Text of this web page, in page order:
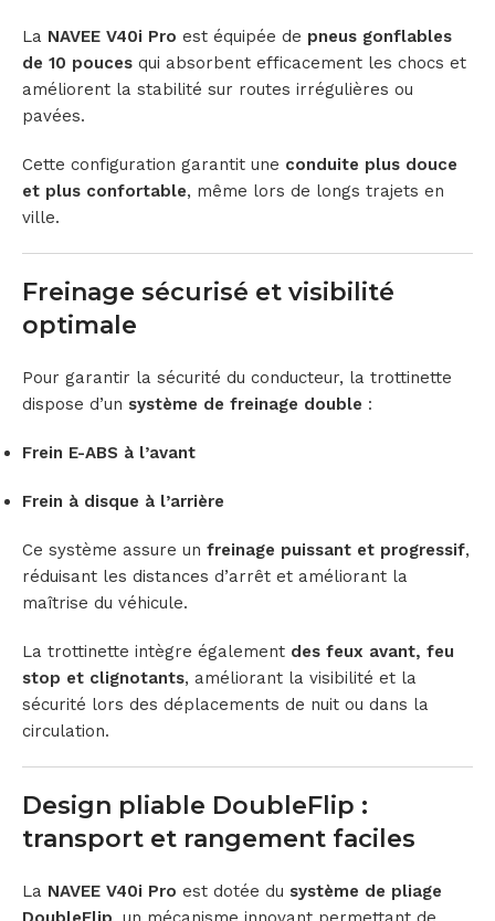
La NAVEE V40i Pro est équipée de pneus gonflables
de 10 pouces qui absorbent efficacement les chocs et
améliorent la stabilité sur routes irrégulières ou
pavées.
Cette configuration garantit une conduite plus douce
et plus confortable, même lors de longs trajets en
ville.
Freinage sécurisé et visibilité
optimale
Pour garantir la sécurité du conducteur, la trottinette
dispose d’un système de freinage double :
Frein E-ABS à l’avant
Frein à disque à l’arrière
Ce système assure un freinage puissant et progressif,
réduisant les distances d’arrêt et améliorant la
maîtrise du véhicule.
La trottinette intègre également des feux avant, feu
stop et clignotants, améliorant la visibilité et la
sécurité lors des déplacements de nuit ou dans la
circulation.
Design pliable DoubleFlip :
transport et rangement faciles
La NAVEE V40i Pro est dotée du système de pliage